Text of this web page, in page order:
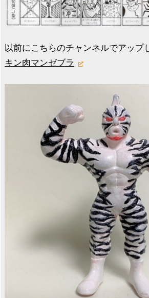
以前にこちらのチャンネルでアップ
キン肉マンゼブラ